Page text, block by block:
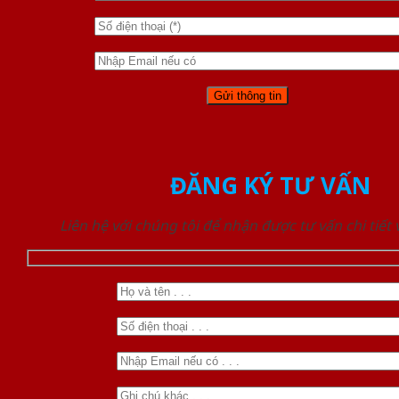
ĐĂNG KÝ TƯ VẤN
Liên hệ với chúng tôi để nhận được tư vấn chi tiết